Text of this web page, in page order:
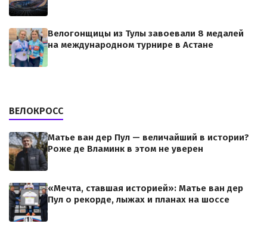
Велогонщицы из Тулы завоевали 8 медалей
на международном турнире в Астане
ВЕЛОКРОСС
Матье ван дер Пул — величайший в истории?
Роже де Вламинк в этом не уверен
«Мечта, ставшая историей»: Матье ван дер
Пул о рекорде, лыжах и планах на шоссе